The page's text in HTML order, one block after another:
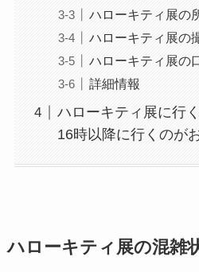
ハローキティ展の
ハローキティ展の
ハローキティ展の
詳細情報
ハローキティ展に行
16時以降に行くのが
ハローキティ展の混雑